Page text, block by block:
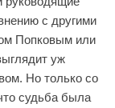
с другими
Попковым или
уж
Но только со
судьба была